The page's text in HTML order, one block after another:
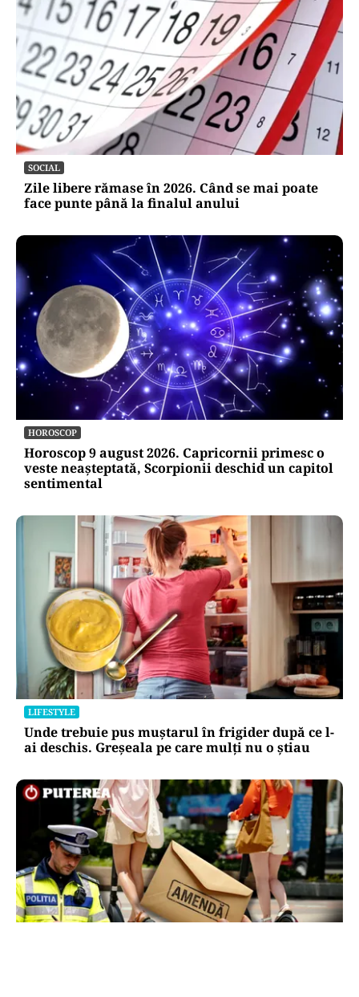
SOCIAL
Zile libere rămase în 2026. Când se mai poate
face punte până la finalul anului
HOROSCOP
Horoscop 9 august 2026. Capricornii primesc o
veste neașteptată, Scorpionii deschid un capitol
sentimental
LIFESTYLE
Unde trebuie pus muștarul în frigider după ce l-
ai deschis. Greșeala pe care mulți nu o știau